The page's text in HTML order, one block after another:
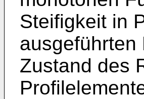
Steifigkeit in
ausgeführten
Zustand des